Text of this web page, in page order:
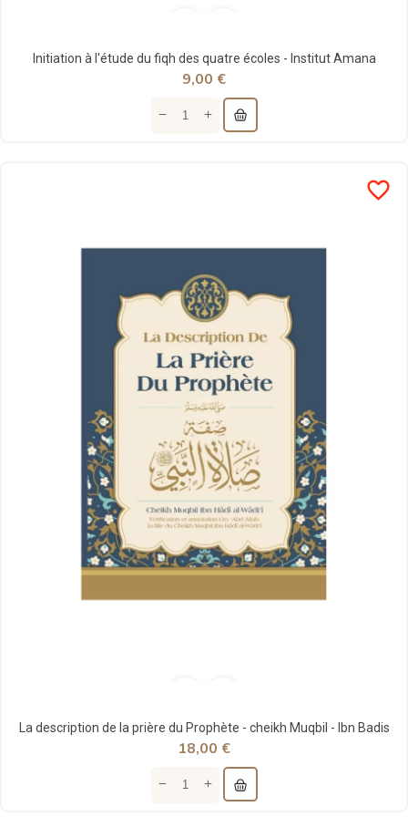
Initiation à l'étude du fiqh des quatre écoles - Institut Amana
9,00 €
favorite_border
La description de la prière du Prophète - cheikh Muqbil - Ibn Badis
18,00 €